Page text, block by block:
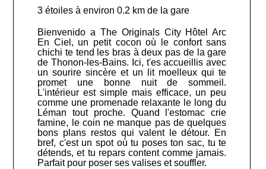
3 étoiles à environ 0.2 km de la gare
Bienvenido a The Originals City Hôtel Arc
En Ciel, un petit cocon où le confort sans
chichi te tend les bras à deux pas de la gare
de Thonon-les-Bains. Ici, t'es accueillis avec
un sourire sincère et un lit moelleux qui te
promet une bonne nuit de sommeil.
L'intérieur est simple mais efficace, un peu
comme une promenade relaxante le long du
Léman tout proche. Quand l'estomac crie
famine, le coin ne manque pas de quelques
bons plans restos qui valent le détour. En
bref, c'est un spot où tu poses ton sac, tu te
détends, et tu repars content comme jamais.
Parfait pour poser ses valises et souffler.